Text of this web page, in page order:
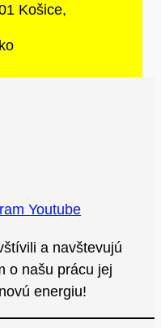
Košice,
Youtube
a navštevujú
o našu prácu jej
energiu!